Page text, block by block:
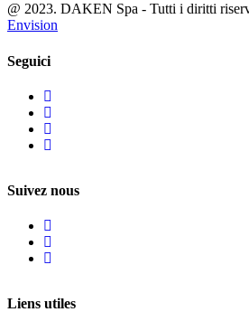
@ 2023. DAKEN Spa - Tutti i diritti
Envision
Seguici
Suivez nous
Liens utiles